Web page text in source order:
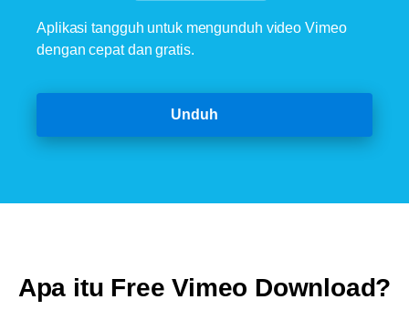
Aplikasi tangguh untuk mengunduh video Vimeo
dengan cepat dan gratis.
Unduh
Apa itu Free Vimeo Download?